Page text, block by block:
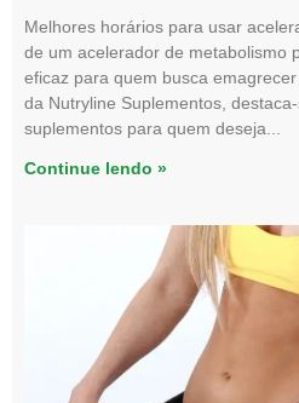
Melhores horários para usar
de um acelerador de metabolismo
eficaz para quem busca
da Nutryline Suplementos,
suplementos para quem deseja
Continue lendo »